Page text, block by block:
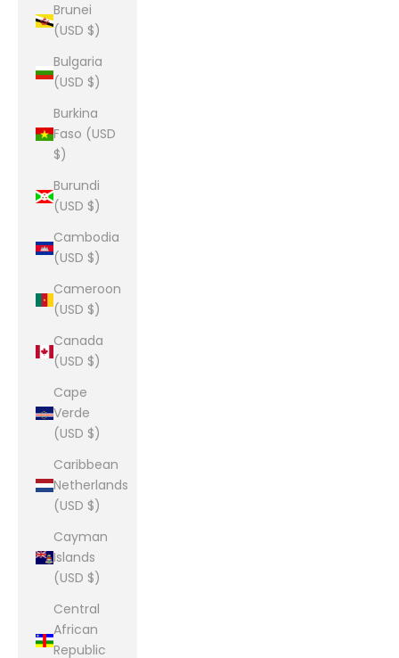
Brunei
(USD $)
Bulgaria
(USD $)
Burkina
Faso (USD
$)
Burundi
(USD $)
Cambodia
(USD $)
Cameroon
(USD $)
Canada
(USD $)
Cape
Verde
(USD $)
Caribbean
Netherlands
(USD $)
Cayman
Islands
(USD $)
Central
African
Republic